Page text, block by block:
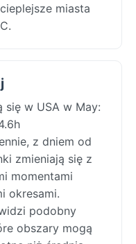
miasta
się w USA w May:
z dniem od
zmieniają się z
momentami
okresami.
podobny
obszary mogą